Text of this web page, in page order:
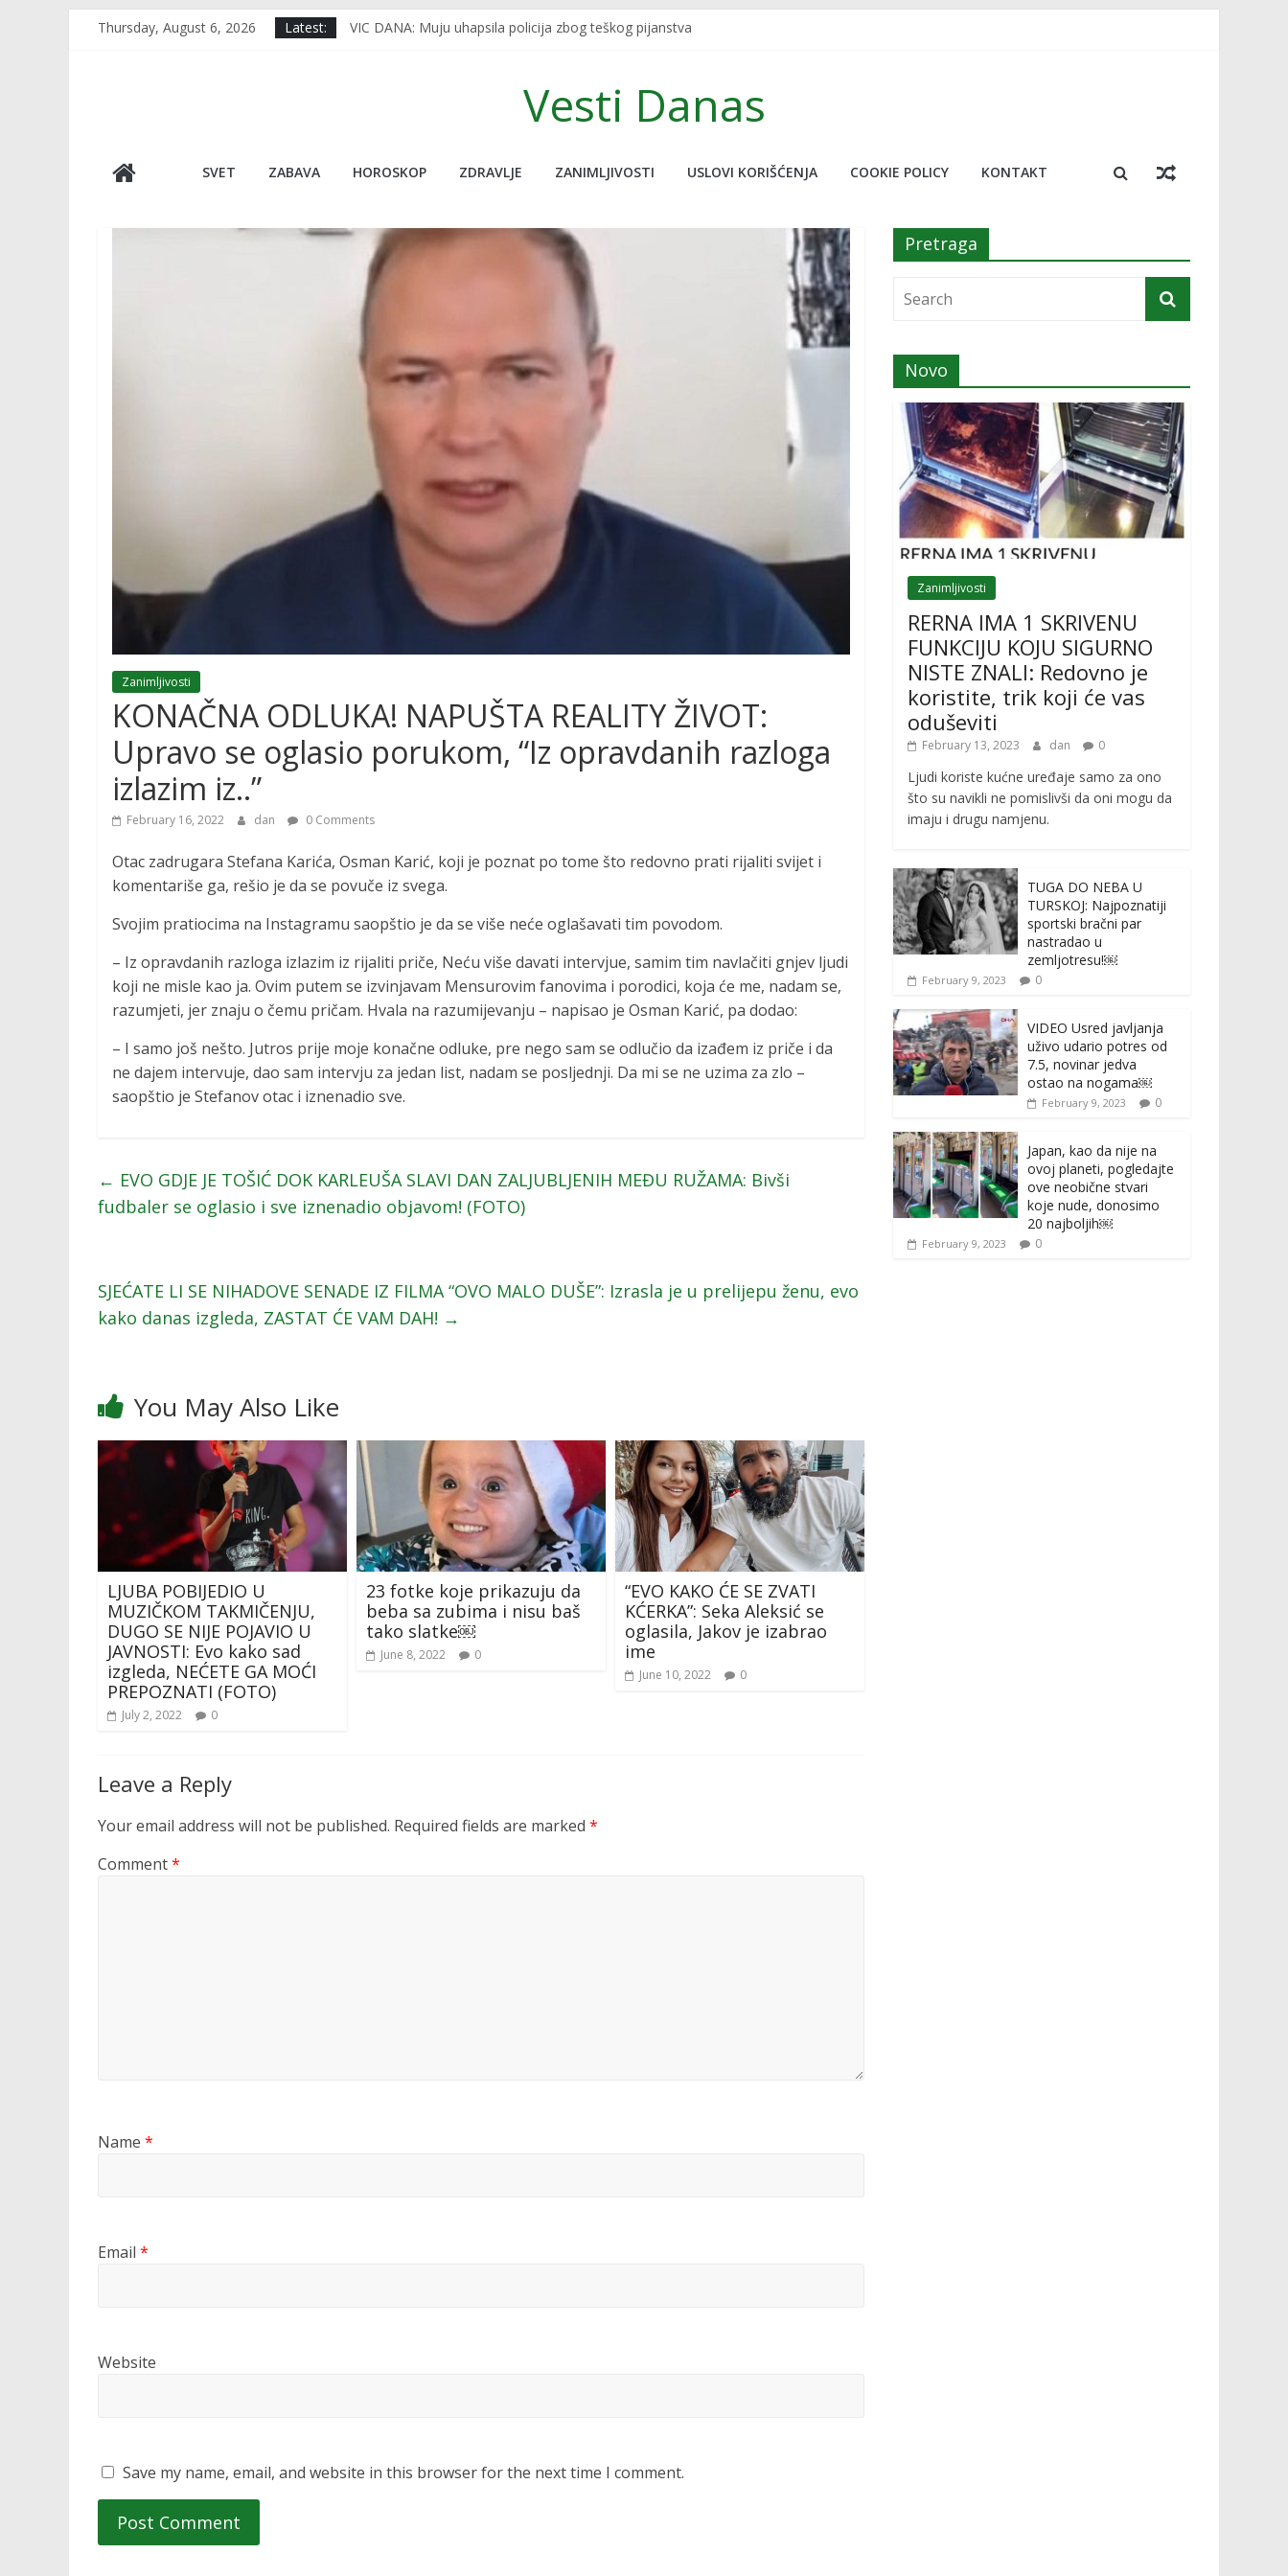
Thursday, August 6, 2026 Latest:
VIC DANA: Muju uhapsila policija zbog teškog pijanstva
VIDEO Usred javljanja uživo udario potres od 7.5, novinar jedva ostao na nogama￼
Japan, kao da nije na ovoj planeti, pogledajte ove neobične stvari koje nude, donosimo 20 najboljih￼
Vesti Danas
SVET ZABAVA HOROSKOP ZDRAVLJE ZANIMLJIVOSTI USLOVI KORIŠĆENJA COOKIE POLICY KONTAKT
Zanimljivosti
KONAČNA ODLUKA! NAPUŠTA REALITY ŽIVOT:
Upravo se oglasio porukom, “Iz opravdanih razloga
izlazim iz..”
February 16, 2022 dan 0 Comments
Otac zadrugara Stefana Karića, Osman Karić, koji je poznat po tome što redovno prati rijaliti svijet i
komentariše ga, rešio je da se povuče iz svega.
Svojim pratiocima na Instagramu saopštio je da se više neće oglašavati tim povodom.
– Iz opravdanih razloga izlazim iz rijaliti priče, Neću više davati intervjue, samim tim navlačiti gnjev ljudi
koji ne misle kao ja. Ovim putem se izvinjavam Mensurovim fanovima i porodici, koja će me, nadam se,
razumjeti, jer znaju o čemu pričam. Hvala na razumijevanju – napisao je Osman Karić, pa dodao:
– I samo još nešto. Jutros prije moje konačne odluke, pre nego sam se odlučio da izađem iz priče i da
ne dajem intervuje, dao sam intervju za jedan list, nadam se posljednji. Da mi se ne uzima za zlo –
saopštio je Stefanov otac i iznenadio sve.
← EVO GDJE JE TOŠIĆ DOK KARLEUŠA SLAVI DAN ZALJUBLJENIH MEĐU RUŽAMA: Bivši
fudbaler se oglasio i sve iznenadio objavom! (FOTO)
SJEĆATE LI SE NIHADOVE SENADE IZ FILMA “OVO MALO DUŠE”: Izrasla je u prelijepu ženu, evo
kako danas izgleda, ZASTAT ĆE VAM DAH! →
You May Also Like
LJUBA POBIJEDIO U
MUZIČKOM TAKMIČENJU,
DUGO SE NIJE POJAVIO U
JAVNOSTI: Evo kako sad
izgleda, NEĆETE GA MOĆI
PREPOZNATI (FOTO)
July 2, 2022 0
23 fotke koje prikazuju da
beba sa zubima i nisu baš
tako slatke￼
June 8, 2022 0
“EVO KAKO ĆE SE ZVATI
KĆERKA”: Seka Aleksić se
oglasila, Jakov je izabrao
ime
June 10, 2022 0
Leave a Reply
Your email address will not be published. Required fields are marked *
Comment*
Name *
Email *
Website
Save my name, email, and website in this browser for the next time I comment.
Pretraga
Novo
Zanimljivosti
RERNA IMA 1 SKRIVENU
FUNKCIJU KOJU SIGURNO
NISTE ZNALI: Redovno je
koristite, trik koji će vas
oduševiti
February 13, 2023 dan 0
Ljudi koriste kućne uređaje samo za ono
što su navikli ne pomislivši da oni mogu da
imaju i drugu namjenu.
TUGA DO NEBA U
TURSKOJ: Najpoznatiji
sportski bračni par
nastradao u
zemljotresu!￼
February 9, 2023 0
VIDEO Usred javljanja
uživo udario potres od
7.5, novinar jedva
ostao na nogama￼
February 9, 2023 0
Japan, kao da nije na
ovoj planeti, pogledajte
ove neobične stvari
koje nude, donosimo
20 najboljih￼
February 9, 2023 0